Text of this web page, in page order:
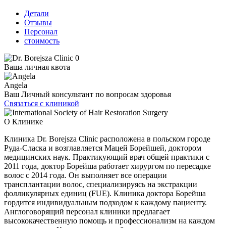
Детали
Отзывы
Персонал
стоимость
Ваша личная квота
Angela
Ваш Личный консультант по вопросам здоровья
Связаться с клиникой
О Клинике
Клиника Dr. Borejsza Clinic расположена в польском городе
Руда-Сласка и возглавляется Мацей Борейшей, доктором
медицинских наук. Практикующий врач общей практики с
2011 года, доктор Борейша работает хирургом по пересадке
волос с 2014 года. Он выполняет все операции
трансплантации волос, специализируясь на экстракции
фолликулярных единиц (FUE). Клиника доктора Борейша
гордится индивидуальным подходом к каждому пациенту.
Англоговорящий персонал клиники предлагает
высококачественную помощь и профессионализм на каждом